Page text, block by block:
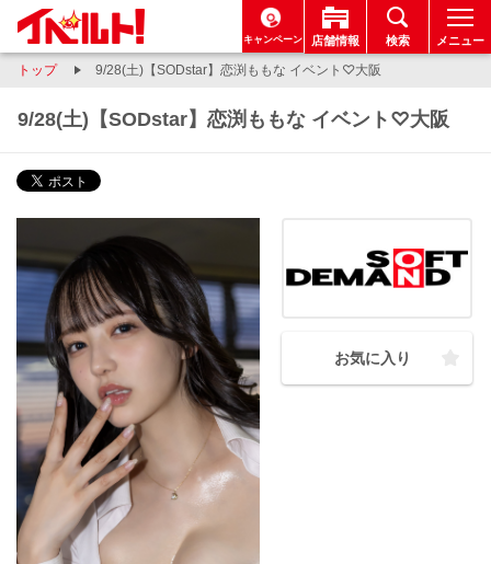
キャンペーン 店舗情報 検索 メニュー
トップ 9/28(土)【SODstar】恋渕ももな イベント♡大阪
9/28(土)【SODstar】恋渕ももな イベント♡大阪
お気に入り